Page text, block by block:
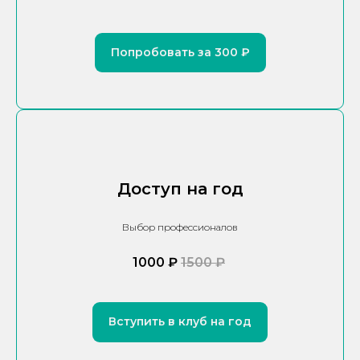
Попробовать за 300 ₽
Доступ на год
Выбор профессионалов
1000 ₽ 1500 ₽
Вступить в клуб на год